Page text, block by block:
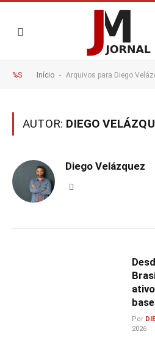
%S Início - Arquivos para Diego
AUTOR: DIEGO
Diego Velázquez
Por
2026